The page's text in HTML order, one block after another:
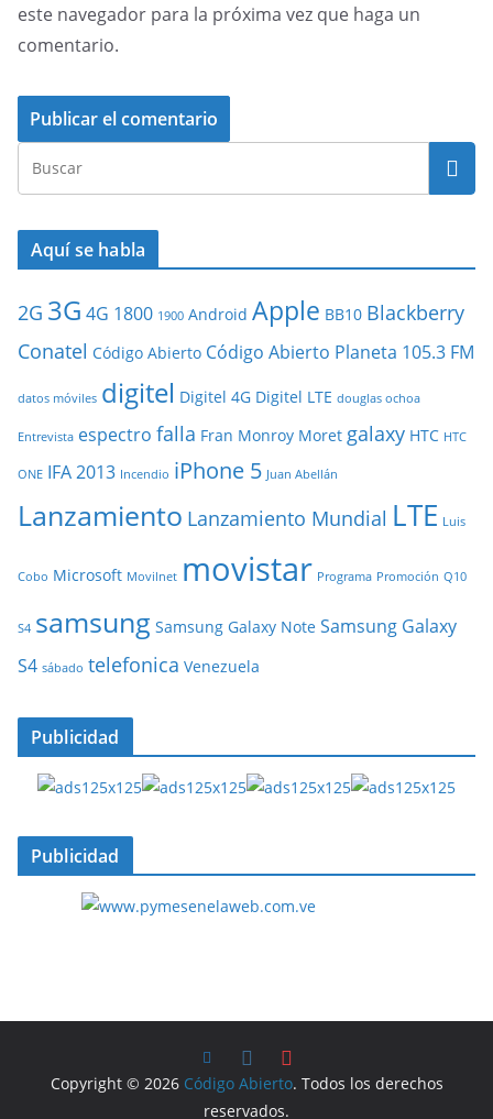
este navegador para la próxima vez que haga un
comentario.
Aquí se habla
2G 3G 4G 1800 1900 Android Apple BB10 Blackberry
Conatel Código Abierto Código Abierto Planeta 105.3 FM
datos móviles digitel Digitel 4G Digitel LTE douglas ochoa
Entrevista espectro falla Fran Monroy Moret galaxy HTC HTC
ONE IFA 2013 Incendio iPhone 5 Juan Abellán
Lanzamiento Lanzamiento Mundial LTE Luis
Cobo Microsoft Movilnet movistar Programa Promoción Q10
S4 samsung Samsung Galaxy Note Samsung Galaxy
S4 sábado telefonica Venezuela
Publicidad
Publicidad
Copyright © 2026 Código Abierto. Todos los derechos
reservados.